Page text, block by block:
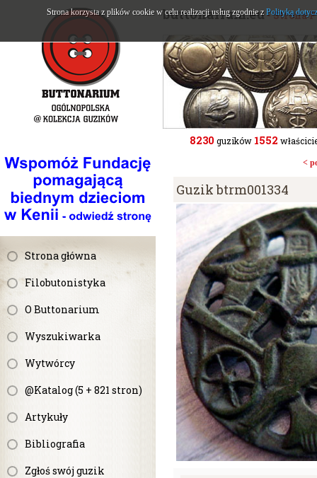
Strona główna
Filobutonistyka
O Buttonarium
Wyszukiwarka
Wytwórcy
@Katalog (5 + 821 stron)
Artykuły
Bibliografia
Zgłoś swój guzik
buttonarium.eu- Strona
8230 guzików 1552
<
Guzik btrm001334
Strona korzysta z plików cookie w celu realizacji usług zgodnie z Polityką